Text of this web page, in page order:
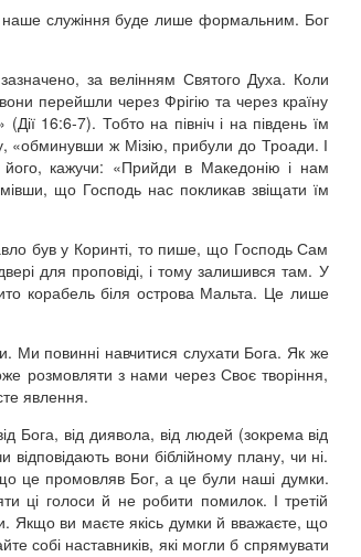
наше служіння буде лише формальним. Бог
за велінням Святого Духа. Коли
перейшли через Фрігію та через країну
(Дії 16:6-7). Тобто на північ і на південь їм
«обминувши ж Мізію, прибули до Троади. І
його, кажучи: «Прийди в Македонію і нам
що Господь нас покликав звіщати їм
був у Коринті, то пише, що Господь Сам
для проповіді, і тому залишився там. У
корабель біля острова Мальта. Це лише
повинні навчитися слухати Бога. Як же
розмовляти з нами через Своє творіння,
явлення.
Бога, від диявола, від людей (зокрема від
вони біблійному плану, чи ні.
це промовляв Бог, а це були наші думки.
ці голоси й не робити помилок. І третій
Якщо ви маєте якісь думки й вважаєте, що
собі наставників, які могли б спрямувати